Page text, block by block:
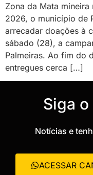
Zona da Mata
2026, o município de
arrecadar doações à
sábado (28), a
Palmeiras. Ao fim do
entregues cerca […]
‎Siga
Notícias e
ACESSAR